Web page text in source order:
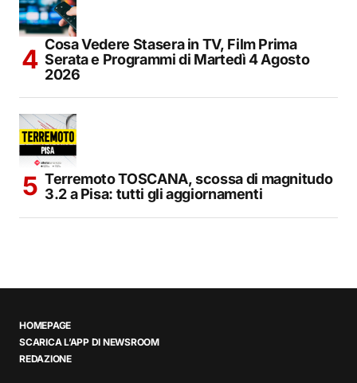
Cosa Vedere Stasera in TV, Film Prima
Serata e Programmi di Martedì 4 Agosto
2026
Terremoto TOSCANA, scossa di magnitudo
3.2 a Pisa: tutti gli aggiornamenti
HOMEPAGE
SCARICA L’APP DI NEWSROOM
REDAZIONE